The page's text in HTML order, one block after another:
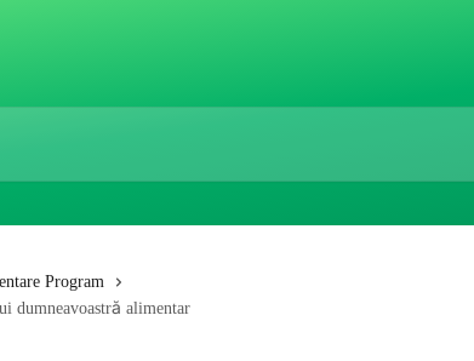
Program
dumneavoastră alimentar